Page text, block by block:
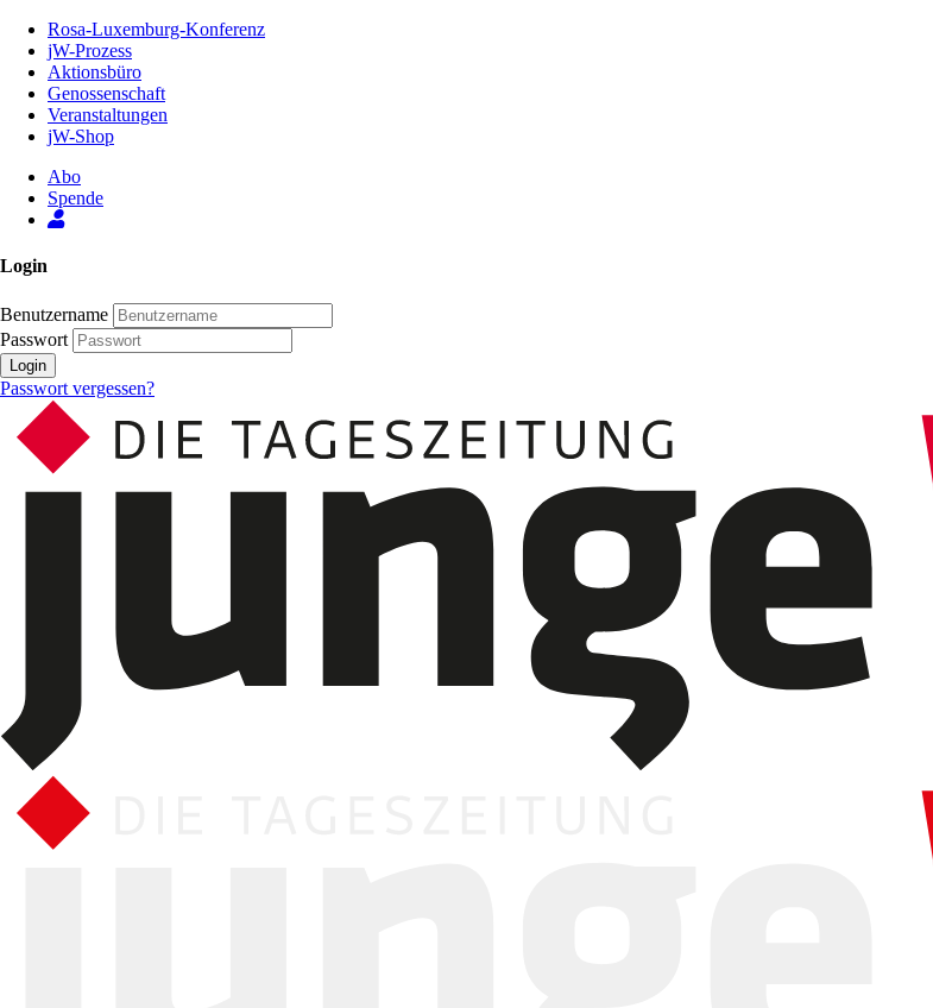
Inhalt
Seite
Rosa-Luxemburg-Konferenz
jW-Prozess
Aktionsbüro
Genossenschaft
Veranstaltungen
jW-Shop
Abo
Spende
Login
Benutzername
Passwort
Login
Passwort vergessen?